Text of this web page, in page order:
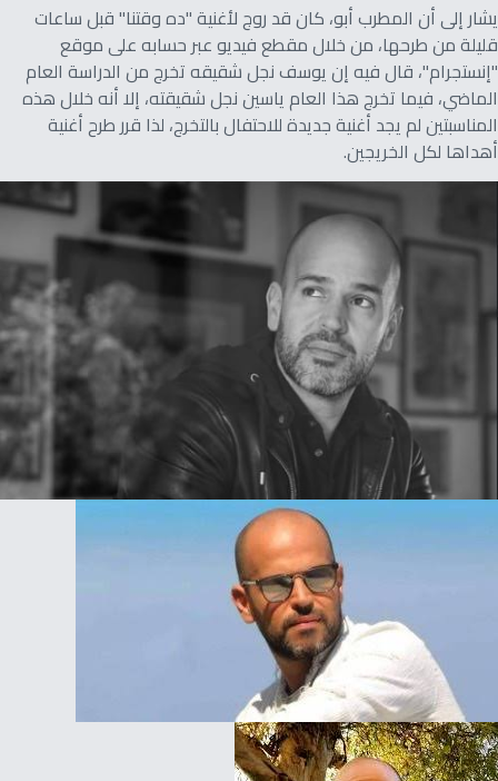
يشار إلى أن المطرب أبو، كان قد روج لأغنية "ده وقتنا" قبل ساعات
قليلة من طرحها، من خلال مقطع فيديو عبر حسابه على موقع
"إنستجرام"، قال فيه إن يوسف نجل شقيقه تخرج من الدراسة العام
الماضي، فيما تخرج هذا العام ياسين نجل شقيقته، إلا أنه خلال هذه
المناسبتين لم يجد أغنية جديدة للاحتفال بالتخرج، لذا قرر طرح أغنية
أهداها لكل الخريجين.